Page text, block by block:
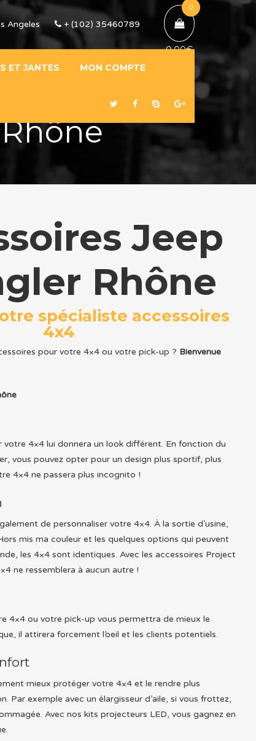
Angeles + (102) 35460789
0
0,00€
ET JANTES MON COMPTE
Jeep
Rhône
spécialiste accessoires
4x4
pour votre 4×4 ou votre pick-up ? Bienvenue
votre 4×4 lui donnera un look différent. En fonction du
vous pouvez opter pour un design plus sportif, plus
4×4 ne passera plus incognito !
de personnaliser votre 4×4. À la sortie d’usine,
mis ma couleur et les quelques options qui peuvent
les 4×4 sont identiques. Avec les accessoires Project
ne ressemblera à aucun autre !
4×4 ou votre pick-up vous permettra de mieux le
il attirera forcement l’oeil et les clients potentiels.
mieux protéger votre 4×4 et le rendre plus
Par exemple avec un élargisseur d’aile, si vous frottez,
Avec nos kits projecteurs LED, vous gagnez en